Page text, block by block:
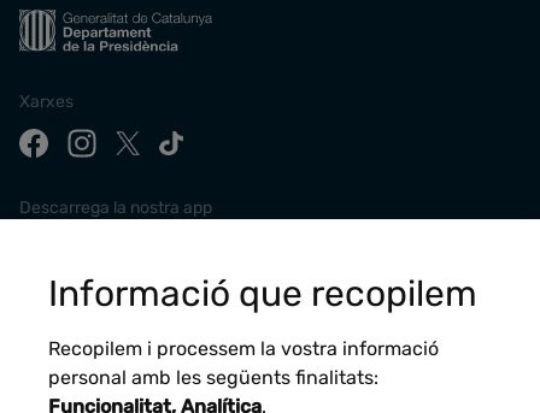
Xarxes
Descarrega la nostra app
Informació que recopilem
Recopilem i processem la vostra informació
personal amb les següents finalitats:
Funcionalitat, Analítica.